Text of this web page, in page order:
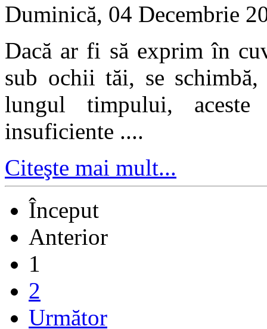
Duminică, 04 Decembrie
Dacă ar fi să exprim în
sub ochii tăi, se schimbă,
lungul timpului,
insuficiente ....
Citeşte mai mult...
Început
Anterior
1
2
Următor